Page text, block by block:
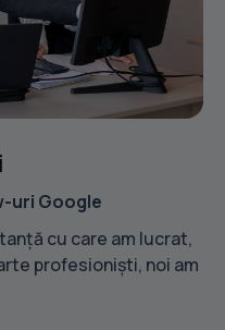
uri Google
cu care am lucrat,
profesioniști, noi am